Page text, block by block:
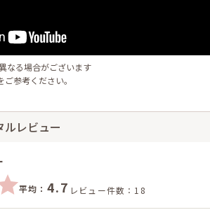
なる場合がございます
参考ください。
ルレビュー
平均： 4.7 レビュー件数：18